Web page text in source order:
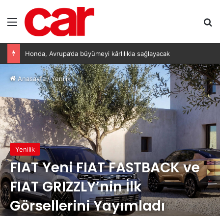
Menü
Honda, Avrupa’da büyümeyi kârlılıkla sağlayacak
Anasayfa/Yenilik
Yenilik
FIAT Yeni FIAT FASTBACK ve
FIAT GRIZZLY’nin İlk
Görsellerini Yayımladı